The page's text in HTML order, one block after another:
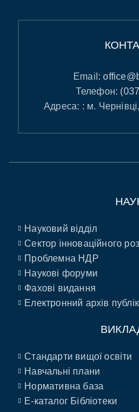
Email:
Телефон:
Адреса: : м.
Науковий відділ
Сектор інноваційного
Проблемна НДР
Наукові форуми
Фахові видання
Електронний архів
Стандарти вищої освіти
Навчальні плани
Нормативна база
E-каталог Бібліотеки